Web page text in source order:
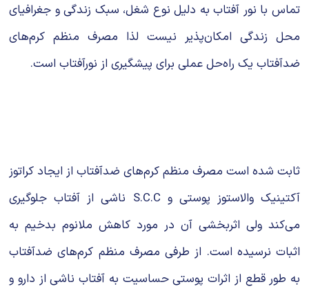
تماس با نور آفتاب به دلیل نوع شغل، سبک زندگی و جغرافیای
محل زندگی امکان‌پذیر نیست لذا مصرف منظم کرم‌های
ضدآفتاب یک راه‌حل عملی برای پیشگیری از نورآفتاب است.
ثابت شده است مصرف منظم کرم‌های ضدآفتاب از ایجاد کراتوز
آکتینیک والاستوز پوستی و S.C.C ناشی از آفتاب جلوگیری
می‌کند ولی اثربخشی آن در مورد کاهش ملانوم بدخیم به
اثبات نرسیده است. از طرفی مصرف منظم کرم‌های ضدآفتاب
به طور قطع از اثرات پوستی حساسیت به آفتاب ناشی از دارو و